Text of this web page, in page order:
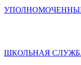
ШКОЛЬНАЯ